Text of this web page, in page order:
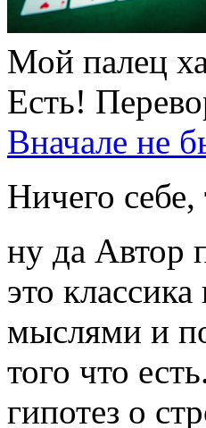
Мой палец
Есть!
Вначале не
Ничего себе,
ну да Автор
это
мыслями и
того что
гипотез о